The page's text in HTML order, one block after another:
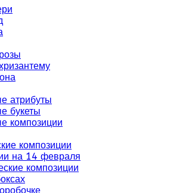
атрибуты
букеты
композиции
композиции
на 14 февраля
композиции